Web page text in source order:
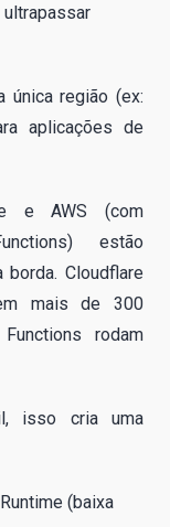
única região (ex:
aplicações de
e AWS (com
estão
Cloudflare
mais de 300
rodam
isso cria uma
(baixa